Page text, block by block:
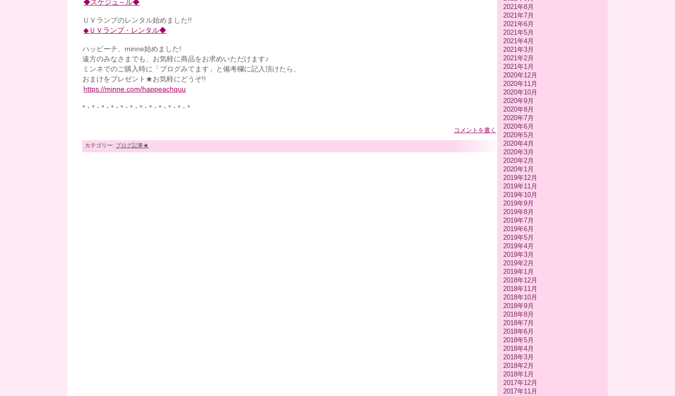
2021年8月
2021年7月
2021年6月
2021年5月
2021年4月
2021年3月
2021年2月
2021年1月
2020年12月
2020年11月
2020年10月
2020年9月
2020年8月
2020年7月
2020年6月
2020年5月
2020年4月
2020年3月
2020年2月
2020年1月
2019年12月
2019年11月
2019年10月
2019年9月
2019年8月
2019年7月
2019年6月
2019年5月
2019年4月
2019年3月
2019年2月
2019年1月
2018年12月
2018年11月
2018年10月
2018年9月
2018年8月
2018年7月
2018年6月
2018年5月
2018年4月
2018年3月
2018年2月
2018年1月
2017年12月
2017年11月
◆スケジュ～ル◆
ＵＶランプのレンタル始めました!!
◆ＵＶランプ・レンタル◆
ハッピーチ、minne始めました!
遠方のみなさまでも、お気軽に商品をお求めいただけます♪
ミンネでのご購入時に「ブログみてます」と備考欄に記入頂けたら、
おまけをプレゼント★お気軽にどうぞ!!
https://minne.com/happeachquu
*・*・*・*・*・*・*・*・*・*・*・*
コメントを書く
カテゴリー: ブログ記事★